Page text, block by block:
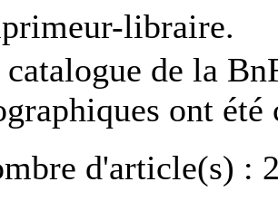
libraire.
de la
ont été
d'article(s) :